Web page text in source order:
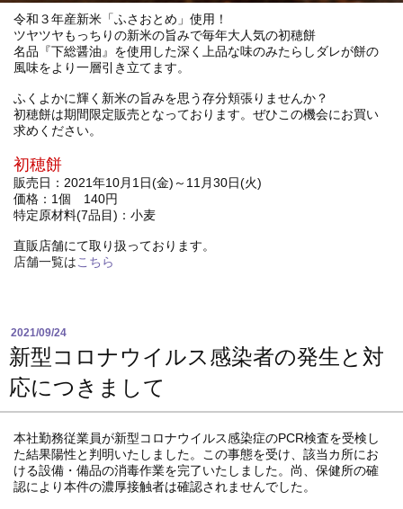
令和３年産新米「ふさおとめ」使用！
ツヤツヤもっちりの新米の旨みで毎年大人気の初穂餅
名品『下総醤油』を使用した深く上品な味のみたらしダレが餅の
風味をより一層引き立てます。
ふくよかに輝く新米の旨みを思う存分頬張りませんか？
初穂餅は期間限定販売となっております。ぜひこの機会にお買い
求めください。
初穂餅
販売日：2021年10月1日(金)～11月30日(火)
価格：1個 140円
特定原材料(7品目)：小麦
直販店舗にて取り扱っております。
店舗一覧はこちら
2021/09/24
新型コロナウイルス感染者の発生と対
応につきまして
本社勤務従業員が新型コロナウイルス感染症のPCR検査を受検し
た結果陽性と判明いたしました。この事態を受け、該当カ所にお
ける設備・備品の消毒作業を完了いたしました。尚、保健所の確
認により本件の濃厚接触者は確認されませんでした。